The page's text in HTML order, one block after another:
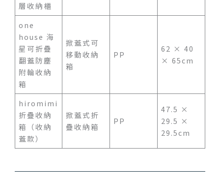
層收納櫃
one
house 海
星可折疊
翻蓋防塵
附輪收納
箱
掀蓋式可
移動收納
箱
PP
62 × 40
× 65cm
hiromimi
折疊收納
箱（收納
蓋款）
掀蓋式折
疊收納箱
PP
47.5 ×
29.5 ×
29.5cm